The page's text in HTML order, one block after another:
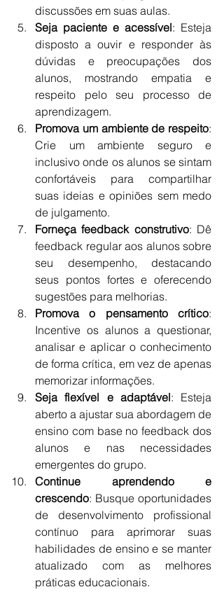
discussões em suas aulas.
Seja paciente e acessível: Esteja
disposto a ouvir e responder às
dúvidas e preocupações dos
alunos, mostrando empatia e
respeito pelo seu processo de
aprendizagem.
Promova um ambiente de respeito:
Crie um ambiente seguro e
inclusivo onde os alunos se sintam
confortáveis para compartilhar
suas ideias e opiniões sem medo
de julgamento.
Forneça feedback construtivo: Dê
feedback regular aos alunos sobre
seu desempenho, destacando
seus pontos fortes e oferecendo
sugestões para melhorias.
Promova o pensamento crítico:
Incentive os alunos a questionar,
analisar e aplicar o conhecimento
de forma crítica, em vez de apenas
memorizar informações.
Seja flexível e adaptável: Esteja
aberto a ajustar sua abordagem de
ensino com base no feedback dos
alunos e nas necessidades
emergentes do grupo.
Continue aprendendo e
crescendo: Busque oportunidades
de desenvolvimento profissional
contínuo para aprimorar suas
habilidades de ensino e se manter
atualizado com as melhores
práticas educacionais.